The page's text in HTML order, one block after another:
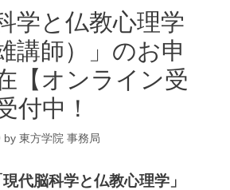
学と仏教心理学
講師）」のお申
【オンライン受
付中！
by 東方学院 事務局
代脳科学と仏教心理学」